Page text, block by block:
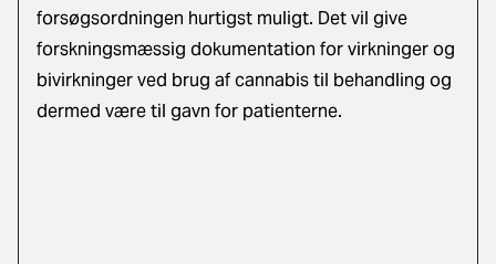
forsøgsordningen hurtigst muligt. Det vil give
forskningsmæssig dokumentation for virkninger og
bivirkninger ved brug af cannabis til behandling og
dermed være til gavn for patienterne.